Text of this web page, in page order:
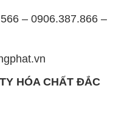
– 0906.387.866 –
HÓA CHẤT ĐẮC